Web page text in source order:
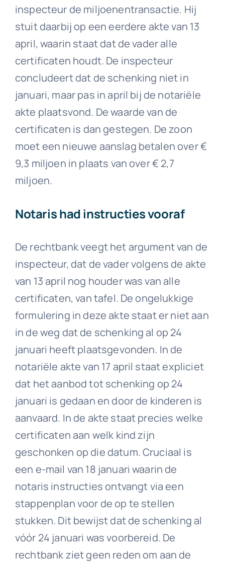
inspecteur de miljoenentransactie. Hij
stuit daarbij op een eerdere akte van 13
april, waarin staat dat de vader alle
certificaten houdt. De inspecteur
concludeert dat de schenking niet in
januari, maar pas in april bij de notariële
akte plaatsvond. De waarde van de
certificaten is dan gestegen. De zoon
moet een nieuwe aanslag betalen over €
9,3 miljoen in plaats van over € 2,7
miljoen.
Notaris had instructies vooraf
De rechtbank veegt het argument van de
inspecteur, dat de vader volgens de akte
van 13 april nog houder was van alle
certificaten, van tafel. De ongelukkige
formulering in deze akte staat er niet aan
in de weg dat de schenking al op 24
januari heeft plaatsgevonden. In de
notariële akte van 17 april staat expliciet
dat het aanbod tot schenking op 24
januari is gedaan en door de kinderen is
aanvaard. In de akte staat precies welke
certificaten aan welk kind zijn
geschonken op die datum. Cruciaal is
een e-mail van 18 januari waarin de
notaris instructies ontvangt via een
stappenplan voor de op te stellen
stukken. Dit bewijst dat de schenking al
vóór 24 januari was voorbereid. De
rechtbank ziet geen reden om aan de